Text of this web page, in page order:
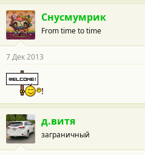
Снусмумрик
From time to time
7 Дек 2013
!
д.витя
заграничный